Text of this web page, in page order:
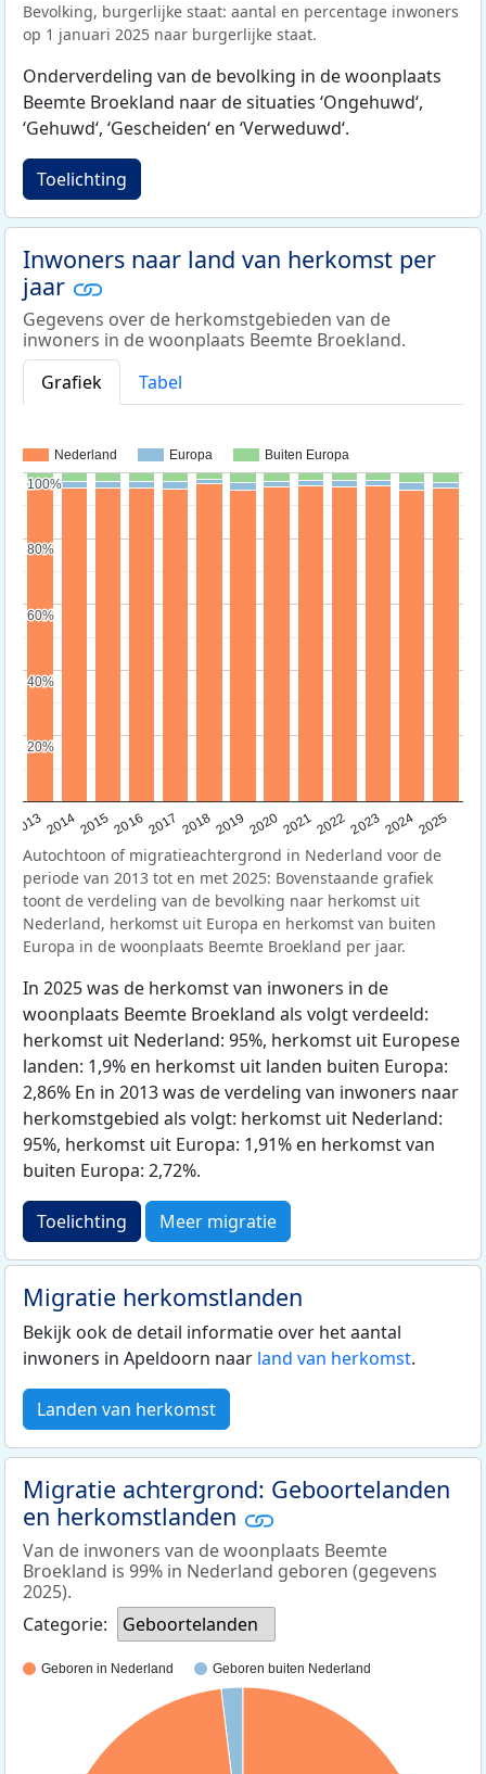
Bevolking, burgerlijke staat: aantal en percentage inwoners
op 1 januari 2025 naar burgerlijke staat.
Onderverdeling van de bevolking in de woonplaats
Beemte Broekland naar de situaties ‘Ongehuwd‘,
‘Gehuwd‘, ‘Gescheiden‘ en ‘Verweduwd‘.
Toelichting
Inwoners naar land van herkomst per
jaar
Gegevens over de herkomstgebieden van de
inwoners in de woonplaats Beemte Broekland.
Grafiek
Tabel
Nederland Europa Buiten Europa
20132014201520162017 20182019 202020212022202320242025
20%
20%
40%
40%
60%
60%
80%
80%
100%
100%
Autochtoon of migratieachtergrond in Nederland voor de
periode van 2013 tot en met 2025: Bovenstaande grafiek
toont de verdeling van de bevolking naar herkomst uit
Nederland, herkomst uit Europa en herkomst van buiten
Europa in de woonplaats Beemte Broekland per jaar.
In 2025 was de herkomst van inwoners in de
woonplaats Beemte Broekland als volgt verdeeld:
herkomst uit Nederland: 95%, herkomst uit Europese
landen: 1,9% en herkomst uit landen buiten Europa:
2,86% En in 2013 was de verdeling van inwoners naar
herkomstgebied als volgt: herkomst uit Nederland:
95%, herkomst uit Europa: 1,91% en herkomst van
buiten Europa: 2,72%.
Toelichting Meer migratie
Migratie herkomstlanden
Bekijk ook de detail informatie over het aantal
inwoners in Apeldoorn naar land van herkomst.
Landen van herkomst
Migratie achtergrond: Geboortelanden
en herkomstlanden
Van de inwoners van de woonplaats Beemte
Broekland is 99% in Nederland geboren (gegevens
2025).
Categorie:
Geboortelanden
Geboren in Nederland Geboren buiten Nederland